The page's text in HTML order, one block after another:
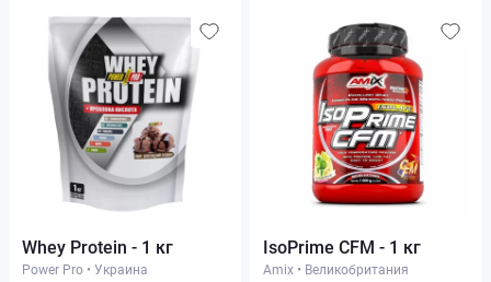
Whey Protein - 1 кг
Power Pro • Украина
IsoPrime CFM - 1 кг
Amix • Великобритания